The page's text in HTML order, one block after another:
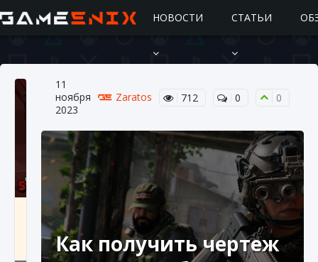
НОВОСТИ СТАТЬИ
Подробное руководство по получению
самоцветов Brawl Stars
10 августа 2024 2 685 0 1
11
ноября
2023
Zaratos 712 0 0
Как получить чертеж